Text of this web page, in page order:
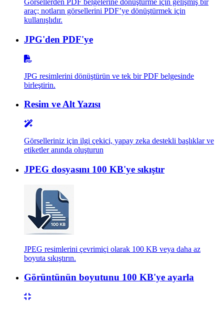
Görsellerden PDF belgelerine dönüştürme için gelişmiş bir
araç; notların görsellerini PDF’ye dönüştürmek için
kullanışlıdır.
JPG'den PDF'ye
JPG resimlerini dönüştürün ve tek bir PDF belgesinde
birleştirin.
Resim ve Alt Yazısı
Görselleriniz için ilgi çekici, yapay zeka destekli başlıklar ve
etiketler anında oluşturun
JPEG dosyasını 100 KB'ye sıkıştır
JPEG resimlerini çevrimiçi olarak 100 KB veya daha az
boyuta sıkıştırın.
Görüntünün boyutunu 100 KB'ye ayarla